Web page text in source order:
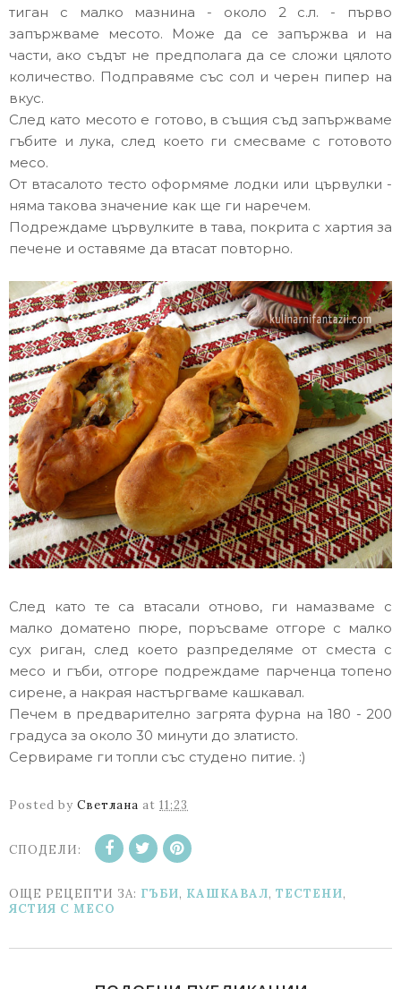
тиган с малко мазнина - около 2 с.л. - първо
запържваме месото. Може да се запържва и на
части, ако съдът не предполага да се сложи цялото
количество. Подправяме със сол и черен пипер на
вкус.
След като месото е готово, в същия съд запържваме
гъбите и лука, след което ги смесваме с готовото
месо.
От втасалото тесто оформяме лодки или цървулки -
няма такова значение как ще ги наречем.
Подреждаме цървулките в тава, покрита с хартия за
печене и оставяме да втасат повторно.
След като те са втасали отново, ги намазваме с
малко доматено пюре, поръсваме отгоре с малко
сух риган, след което разпределяме от сместа с
месо и гъби, отгоре подреждаме парченца топено
сирене, а накрая настъргваме кашкавал.
Печем в предварително загрята фурна на 180 - 200
градуса за около 30 минути до златисто.
Сервираме ги топли със студено питие. :)
Posted by Светлана at 11:23
СПОДЕЛИ:
ОЩЕ РЕЦЕПТИ ЗА: ГЪБИ, КАШКАВАЛ, ТЕСТЕНИ,
ЯСТИЯ С МЕСО